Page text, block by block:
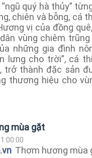
quý hà thủy”
chiên và bỗng, cá
vị của đồng
vùng chiêm
những gia đình
lưng cho trời”, cá
trở thành đặc sản
thương hiệu cho
mùa gặt
Thơm hương mùa